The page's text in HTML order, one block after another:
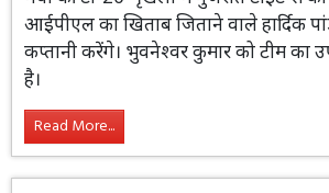
आईपीएल का खिताब जिताने वाले हार्दिक
कप्तानी करेंगे। भुवनेश्वर कुमार को टीम का
है।
Read More...